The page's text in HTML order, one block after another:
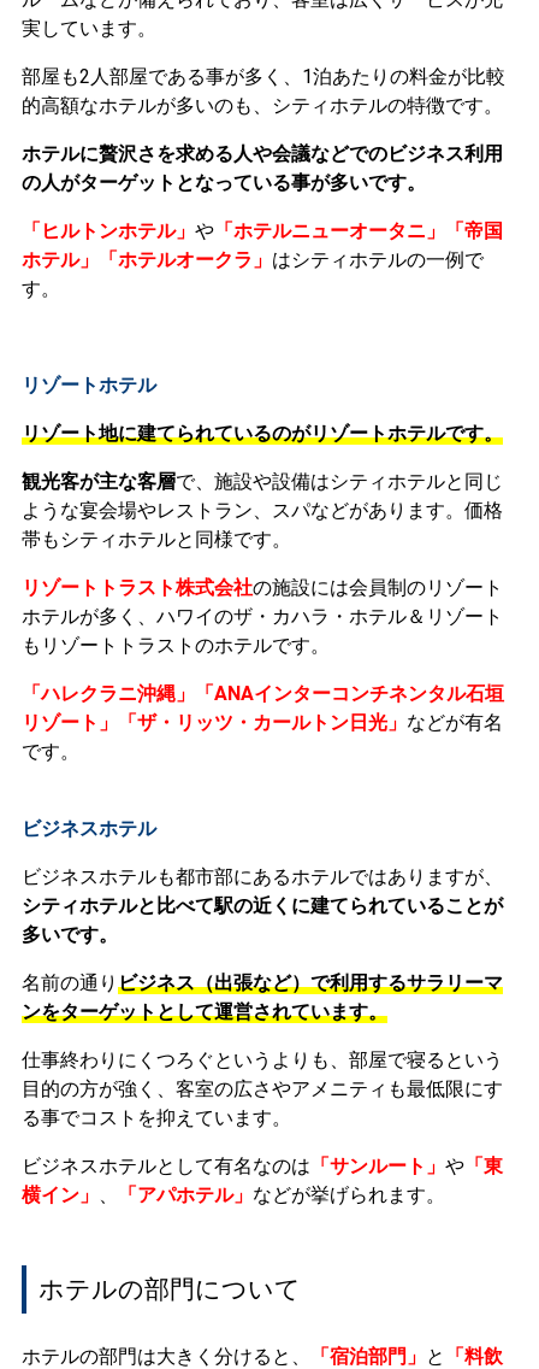
実しています。
部屋も2人部屋である事が多く、1泊あたりの料金が比較
的高額なホテルが多いのも、シティホテルの特徴です。
ホテルに贅沢さを求める人や会議などでのビジネス利用
の人がターゲットとなっている事が多いです。
「ヒルトンホテル」 や「ホテルニューオータニ」「帝国
ホテル」「ホテルオークラ」 はシティホテルの一例で
す。
リゾートホテル
リゾート地に建てられているのがリゾートホテルです。
観光客が主な客層で、施設や設備はシティホテルと同じ
ような宴会場やレストラン、スパなどがあります。 価格
帯もシティホテルと同様です。
リゾートトラスト株式会社の施設には会員制のリゾート
ホテルが多く、ハワイのザ・カハラ・ホテル＆リゾート
もリゾートトラストのホテルです。
「ハレクラニ沖縄」「ANAインターコンチネンタル石垣
リゾート」「ザ・リッツ・カールトン日光」 などが有名
です。
ビジネスホテル
ビジネスホテルも都市部にあるホテルではありますが、
シティホテルと比べて駅の近くに建てられていることが
多いです。
名前の通り ビジネス（出張など）で利用するサラリーマ
ンをターゲットとして運営されています。
仕事終わりにくつろぐというよりも、部屋で寝るという
目的の方が強く、客室の広さやアメニティも最低限にす
る事でコストを抑えています。
ビジネスホテルとして有名なのは 「サンルート」 や「東
横イン」 、 「アパホテル」 などが挙げられます。
ホテルの部門について
ホテルの部門は大きく分けると、 「宿泊部門」 と
「料飲